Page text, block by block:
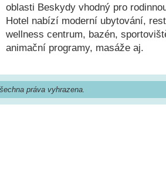
oblasti Beskydy vhodný pro
Hotel nabízí moderní ubytování,
wellness centrum, bazén,
animační programy, masáže aj.
práva vyhrazena.